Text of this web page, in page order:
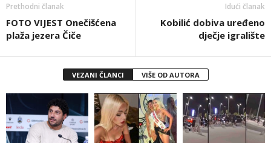
Prethodni članak
FOTO VIJEST Onečišćena
plaža jezera Čiče
Idući članak
Kobilić dobiva uređeno
dječje igralište
VEZANI ČLANCI VIŠE OD AUTORA